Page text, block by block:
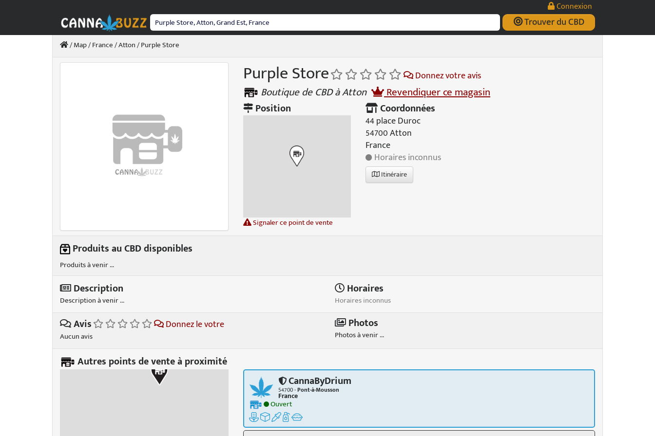
Connexion
Trouver du CBD
/Map/France/Atton/ Purple Store
Purple Store Donnez votre avis
Boutique de CBD à Atton Revendiquer ce magasin
Position
Signaler ce point de vente
Coordonnées
44 place Duroc
54700 Atton
France
Horaires inconnus
Itinéraire
Produits au CBD disponibles
Produits à venir ...
Description
Description à venir ...
Horaires
Horaires inconnus
Avis Donnez le votre
Aucun avis
Photos
Photos à venir ...
Autres points de vente à proximité
CannaByDrium
54700 -Pont-à-Mousson
France
Ouvert